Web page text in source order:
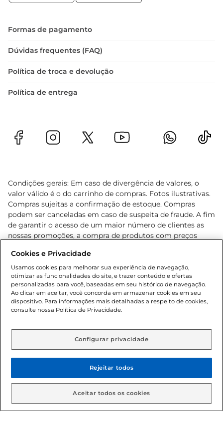
Formas de pagamento
Dúvidas frequentes (FAQ)
Política de troca e devolução
Política de entrega
Condições gerais: Em caso de divergência de valores, o
valor válido é o do carrinho de compras. Fotos ilustrativas.
Compras sujeitas a confirmação de estoque. Compras
podem ser canceladas em caso de suspeita de fraude. A fim
de garantir o acesso de um maior número de clientes as
nossas promoções, a compra de produtos com preços
cliente. Os preços, ofertas e condições são exclusivos para
o e-commerce e válidos durante o dia de hoje, podendo
sofrer alterações sem prévia notificação. Proibida a venda
de bebidas alcoólicas para menores de 18 anos, conforme
Lei n.º 8069/90, art. 81, inciso II (Estatuto da Criança e do
Adolescente). Preços e condições exclusivos para o
aviso prévio. O valor mínimo para as compras on-line é de
© 2026 Copyright. Todos os direitos
reservados Gbarbosa.
Cookies e Privacidade
Usamos cookies para melhorar sua experiência de navegação,
otimizar as funcionalidades do site, e trazer conteúdo e ofertas
personalizadas para você, baseadas em seu histórico de navegação.
Ao clicar em aceitar, você concorda em armazenar cookies em seu
dispositivo. Para informações mais detalhadas a respeito de cookies,
consulte nossa Política de Privacidade.
Configurar privacidade
Rejeitar todos
Aceitar todos os cookies